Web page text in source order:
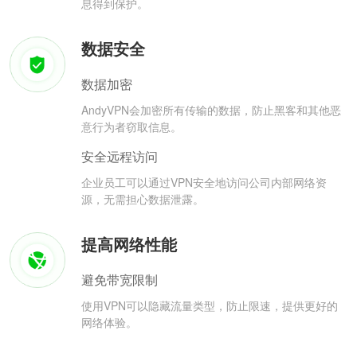
息得到保护。
数据安全
数据加密
AndyVPN会加密所有传输的数据，防止黑客和其他恶
意行为者窃取信息。
安全远程访问
企业员工可以通过VPN安全地访问公司内部网络资
源，无需担心数据泄露。
提高网络性能
避免带宽限制
使用VPN可以隐藏流量类型，防止限速，提供更好的
网络体验。